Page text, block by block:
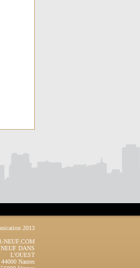
2013
NEUF.COM
DANS
L'OUEST
44000 Nantes